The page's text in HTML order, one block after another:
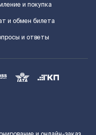
и покупка
и обмен билета
и ответы